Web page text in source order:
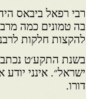
רבי רפאל ביבאס
בה טמונים כמה
להקצות חלקות
בשנת התקע׳ט נכתב
ישראל״. אינני
דורו.